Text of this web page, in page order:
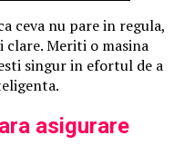
ceva nu pare in regula,
Meriti o masina
singur in efortul de a
asigurare